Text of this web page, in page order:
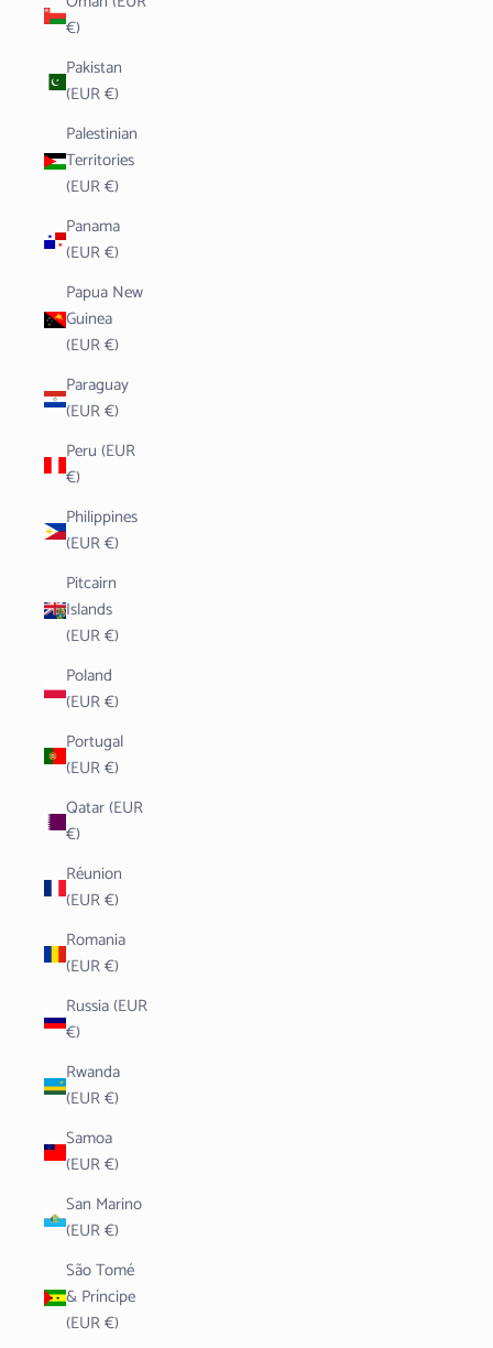
€)
Pakistan
(EUR €)
Palestinian
Territories
(EUR €)
Panama
(EUR €)
Papua New
Guinea
(EUR €)
Paraguay
(EUR €)
Peru (EUR
€)
Philippines
(EUR €)
Pitcairn
Islands
(EUR €)
Poland
(EUR €)
Portugal
(EUR €)
Qatar (EUR
€)
Réunion
(EUR €)
Romania
(EUR €)
Russia (EUR
€)
Rwanda
(EUR €)
Samoa
(EUR €)
San Marino
(EUR €)
São Tomé
& Príncipe
(EUR €)